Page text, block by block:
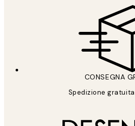
CONSEGNA
Spedizione